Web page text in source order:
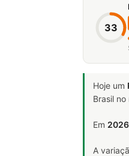
33
Hoje um
Brasil no
Em 2026
A